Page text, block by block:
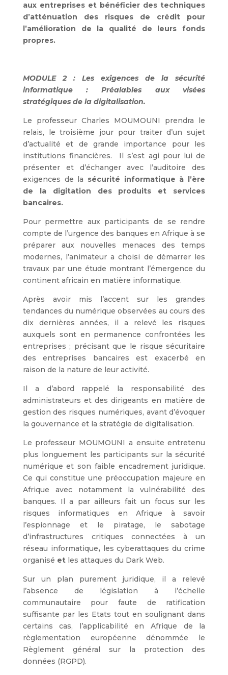
aux entreprises et bénéficier des techniques
d’atténuation des risques de crédit pour
l’amélioration de la qualité de leurs fonds
propres.
MODULE 2 : Les exigences de la sécurité
informatique : Préalables aux visées
stratégiques de la digitalisation.
Le professeur Charles MOUMOUNI prendra le
relais, le troisième jour pour traiter d’un sujet
d’actualité et de grande importance pour les
institutions financières. Il s’est agi pour lui de
présenter et d’échanger avec l’auditoire des
exigences de la sécurité informatique à l’ère
de la digitation
des produits et services
bancaires.
Pour permettre aux participants de se rendre
compte de l’urgence des banques en Afrique à se
préparer aux nouvelles menaces des temps
modernes, l’animateur a choisi de démarrer les
travaux par une étude montrant l’émergence du
continent africain en matière informatique.
Après avoir mis l’accent sur les grandes
tendances du numérique observées au cours des
dix dernières années, il a relevé les risques
auxquels sont en permanence confrontées les
entreprises ; précisant que le risque sécuritaire
des entreprises bancaires est exacerbé en
raison de la nature de leur activité.
Il a d’abord rappelé la responsabilité des
administrateurs et des dirigeants en matière de
gestion des risques numériques, avant d’évoquer
la gouvernance et la stratégie de digitalisation.
Le professeur MOUMOUNI a ensuite entretenu
plus longuement les participants sur la sécurité
numérique et son faible encadrement juridique.
Ce qui constitue une préoccupation majeure en
Afrique avec notamment la vulnérabilité des
banques. Il a par ailleurs fait un focus sur les
risques informatiques en Afrique à savoir
l’espionnage et le piratage, le sabotage
d’infrastructures critiques connectées à un
réseau informatique, les cyberattaques du crime
organisé etles attaques du Dark Web.
Sur un plan purement juridique, il a relevé
l’absence de législation à l’échelle
communautaire pour faute de ratification
suffisante par les Etats tout en soulignant dans
certains cas, l’applicabilité en Afrique de la
règlementation européenne dénommée le
Règlement général sur la protection des
données (RGPD).